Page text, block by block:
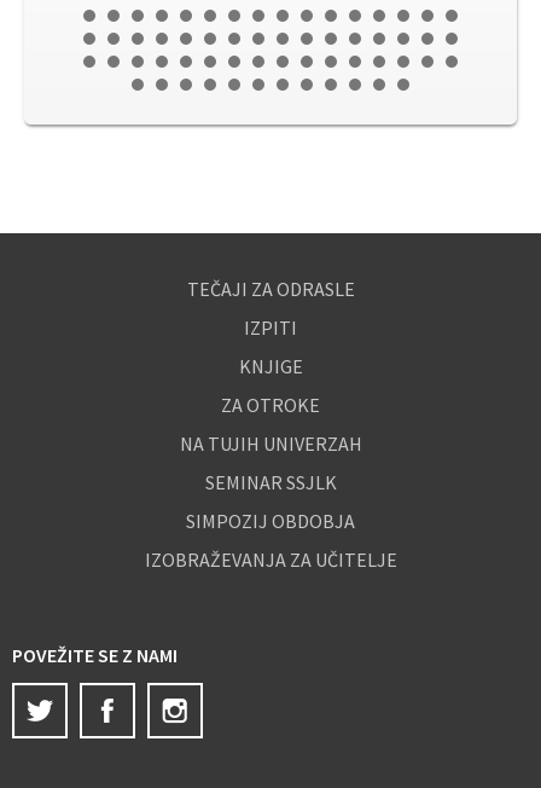
TEČAJI ZA ODRASLE
IZPITI
KNJIGE
ZA OTROKE
NA TUJIH UNIVERZAH
SEMINAR SSJLK
SIMPOZIJ OBDOBJA
IZOBRAŽEVANJA ZA UČITELJE
POVEŽITE SE Z NAMI
Twitter
Facebook